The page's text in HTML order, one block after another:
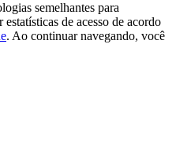
semelhantes para
de acesso de acordo
. Ao continuar navegando, você